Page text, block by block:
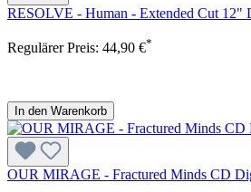
RESOLVE - Human - Extended Cut 12"
Regulärer Preis: 44,90 €*
In den Warenkorb
OUR MIRAGE - Fractured Minds CD